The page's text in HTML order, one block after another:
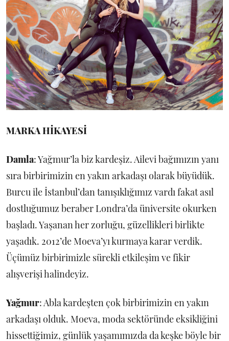
MARKA HİKAYESİ
Damla: Yağmur’la biz kardeşiz. Ailevi bağımızın yanı
sıra birbirimizin en yakın arkadaşı olarak büyüdük.
Burcu ile İstanbul’dan tanışıklığımız vardı fakat asıl
dostluğumuz beraber Londra’da üniversite okurken
başladı. Yaşanan her zorluğu, güzellikleri birlikte
yaşadık. 2012’de Moeva’yı kurmaya karar verdik.
Üçümüz birbirimizle sürekli etkileşim ve fikir
alışverişi halindeyiz.
Yağmur: Abla kardeşten çok birbirimizin en yakın
arkadaşı olduk. Moeva, moda sektöründe eksikliğini
hissettiğimiz, günlük yaşamımızda da keşke böyle bir